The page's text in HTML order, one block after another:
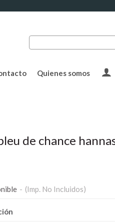
Quienes somos
de chance
- (Imp. No Incluidos)